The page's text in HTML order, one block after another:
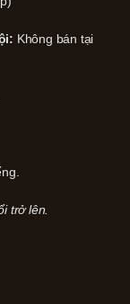
Không bán tại
trở lên.